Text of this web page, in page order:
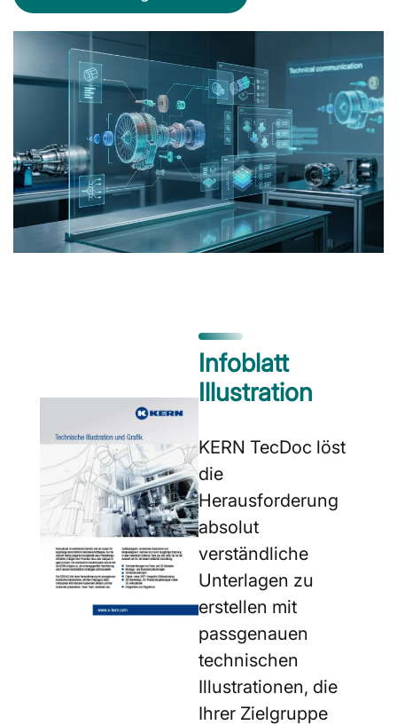
Infoblatt
Illustration
KERN TecDoc löst
die
Herausforderung
absolut
verständliche
Unterlagen zu
erstellen mit
passgenauen
technischen
Illustrationen, die
Ihrer Zielgruppe